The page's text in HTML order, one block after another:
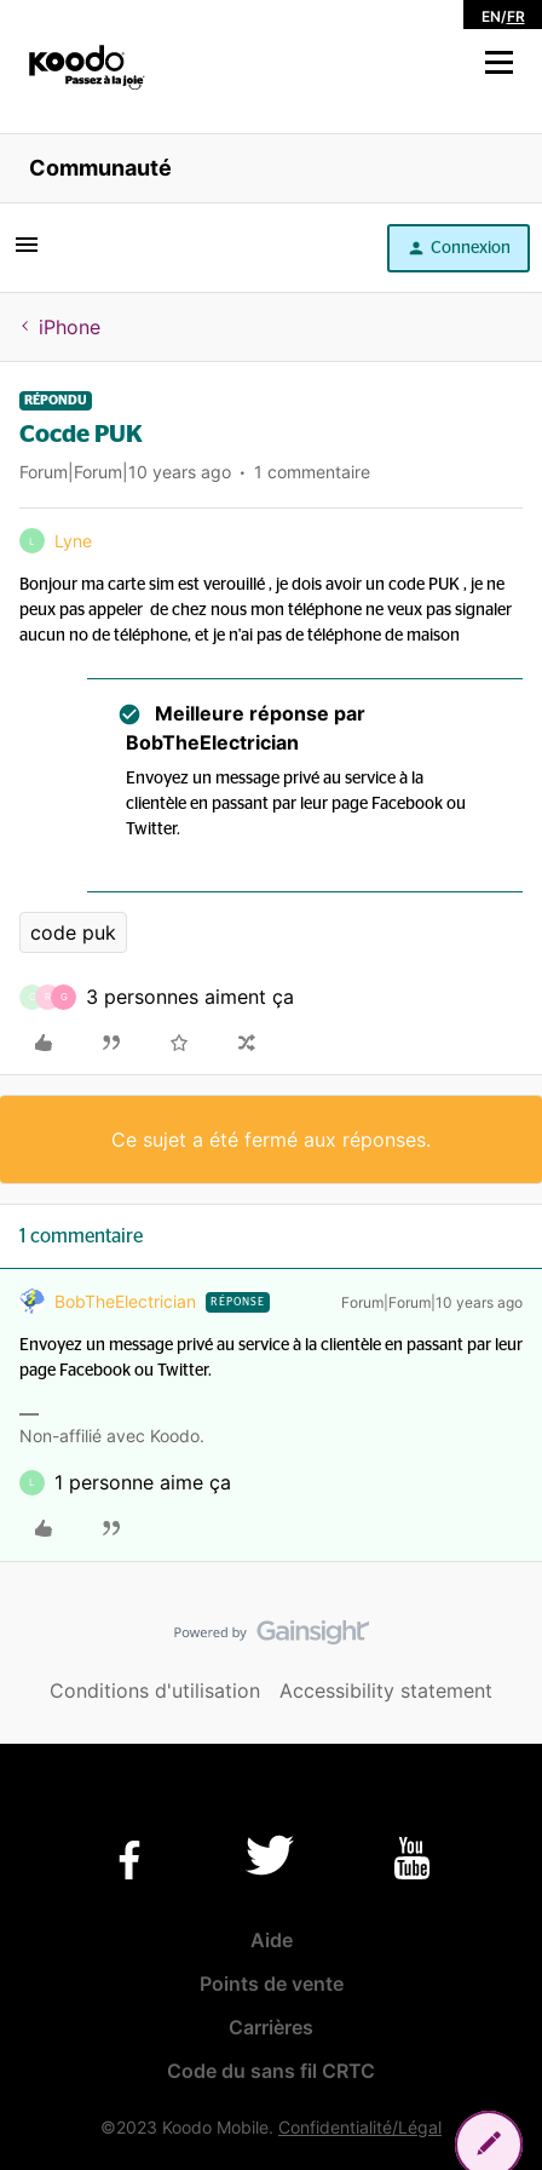
EN/FR
Magasiner
Libre service
Aide
Communauté
Connexion
iPhone
RÉPONDU
Cocde PUK
Forum|Forum|10 years ago 1 commentaire
L Lyne
Bonjour ma carte sim est verouillé , je dois avoir un code PUK , je ne
peux pas appeler de chez nous mon téléphone ne veux pas signaler
aucun no de téléphone, et je n'ai pas de téléphone de maison
Meilleure réponse par
BobTheElectrician
Envoyez un message privé au service à la
clientèle en passant par leur page Facebook ou
Twitter.
code puk
C R G 3 personnes aiment ça
Ce sujet a été fermé aux réponses.
1 commentaire
BobTheElectrician RÉPONSE Forum|Forum|10 years ago
Envoyez un message privé au service à la clientèle en passant par leur
page Facebook ou Twitter.
Non-affilié avec Koodo.
L 1 personne aime ça
Conditions d'utilisation Accessibility statement
Aide
Points de vente
Carrières
Code du sans fil CRTC
©2023 Koodo Mobile. Confidentialité/Légal